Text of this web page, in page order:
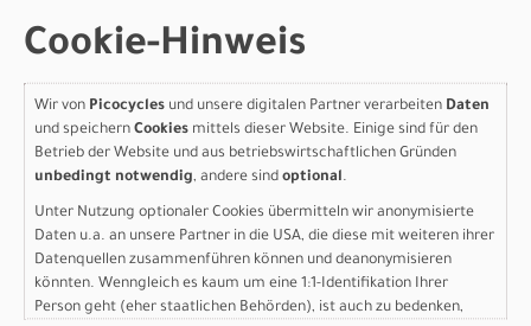
Specialized CRUX DSW
FRMSET 54 METALLIC
SPRUCE/SPRUCE/SMOKE
Modelljahr 2026
Nicht im Laden verfügbar - Jetzt anfragen!
Art.Nr. 71425-7154
Größe: 54
Farbe: METALLIC SPRUCE/SPRUCE/SMOKE
Cookie-Hinweis
Wir von Picocycles und unsere digitalen Partner verarbeiten Daten
und speichern Cookies mittels dieser Website. Einige sind für den
Betrieb der Website und aus betriebswirtschaftlichen Gründen
unbedingt notwendig, andere sind optional.
Unter Nutzung optionaler Cookies übermitteln wir anonymisierte
Daten u.a. an unsere Partner in die USA, die diese mit weiteren ihrer
Datenquellen zusammenführen können und deanonymisieren
könnten. Wenngleich es kaum um eine 1:1-Identifikation Ihrer
Person geht (eher staatlichen Behörden), ist auch zu bedenken,